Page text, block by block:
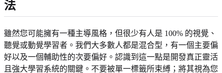
法
雖然您可能擁有一種主導風格，但很少有人是 100% 的視覺、
聽覺或動覺學習者。我們大多數人都是混合型，有一個主要偏
好以及一個輔助性的次要偏好。認識到這一點是開發真正靈活
且強大學習系統的關鍵。不要被單一標籤所束縛；將其視為您